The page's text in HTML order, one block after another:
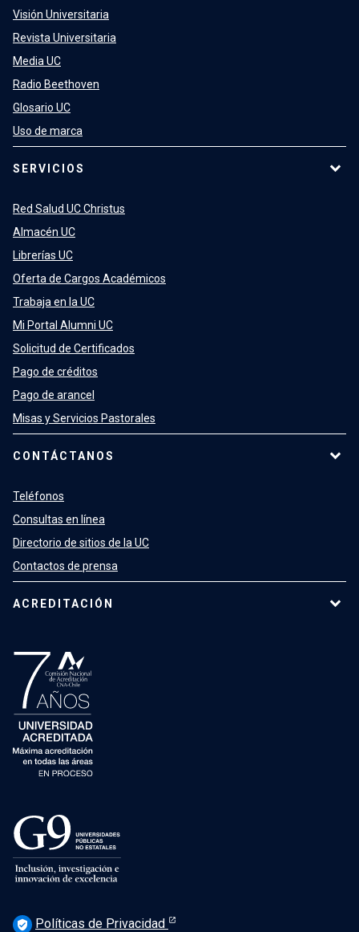
Visión Universitaria
Revista Universitaria
Media UC
Radio Beethoven
Glosario UC
Uso de marca
SERVICIOS
Red Salud UC Christus
Almacén UC
Librerías UC
Oferta de Cargos Académicos
Trabaja en la UC
Mi Portal Alumni UC
Solicitud de Certificados
Pago de créditos
Pago de arancel
Misas y Servicios Pastorales
CONTÁCTANOS
Teléfonos
Consultas en línea
Directorio de sitios de la UC
Contactos de prensa
ACREDITACIÓN
verified_user Políticas de Privacidad